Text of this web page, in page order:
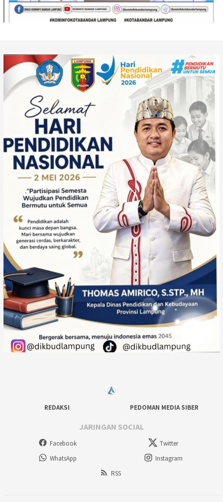
REDAKSI PEDOMAN MEDIA SIBER
JARINGAN SOCIAL
Facebook
Twitter
WhatsApp
Instagram
RSS